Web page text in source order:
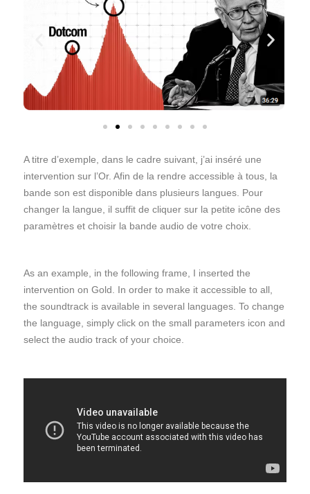
A titre d’exemple, dans le cadre suivant, j’ai inséré une
intervention sur l’Or. Afin de la rendre accessible à tous, la
bande son est disponible dans plusieurs langues. Pour
changer la langue, il suffit de cliquer sur la petite icône des
paramètres et choisir la bande audio de votre choix.
As an example, in the following frame, I inserted the
intervention on Gold. In order to make it accessible to all,
the soundtrack is available in several languages. To change
the language, simply click on the small parameters icon and
select the audio track of your choice.